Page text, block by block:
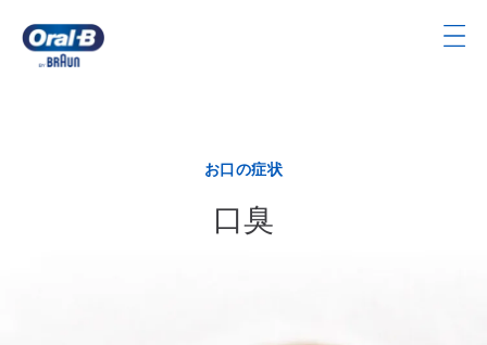
Navigation
お口の症状
口臭